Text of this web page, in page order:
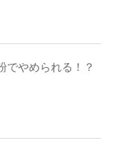
でやめられる！？